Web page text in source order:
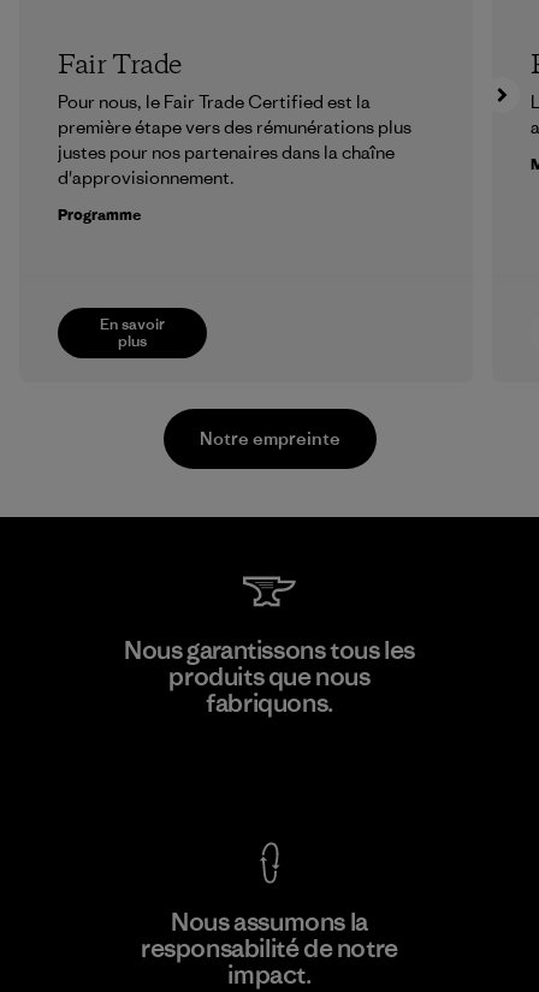
En savoir
plus
Fair Trade
Pour nous, le Fair Trade Certified est la
première étape vers des rémunérations plus
justes pour nos partenaires dans la chaîne
d'approvisionnement.
Programme
Kingwhale Industries Corp.
Material-supplier
Notre empreinte
Nous garantissons tous les
produits que nous
fabriquons.
Nous assumons la
responsabilité de notre
impact.